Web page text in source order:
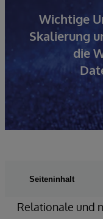
Wichtige
Skalierung
die
Relationale und
Seiteninhalt